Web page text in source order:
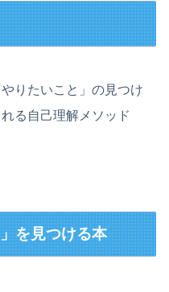
りたいこと」の見つけ
る自己理解メソッド
を見つける本